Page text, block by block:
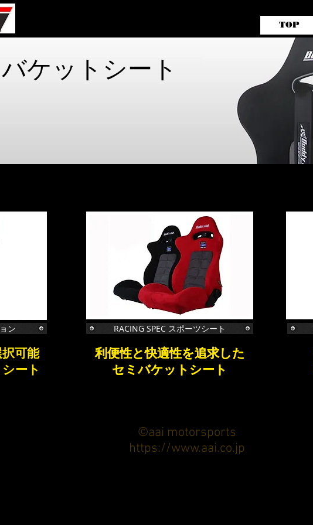
TOP
ケットシート
ン
可能
ート
RACING SPEC スポーツシート
利便性と快適性を追求した
​セミバケットシート
利便性と快適性を追求した
​セミバケットシート
©aai motorsports
https://www.aai.co.jp